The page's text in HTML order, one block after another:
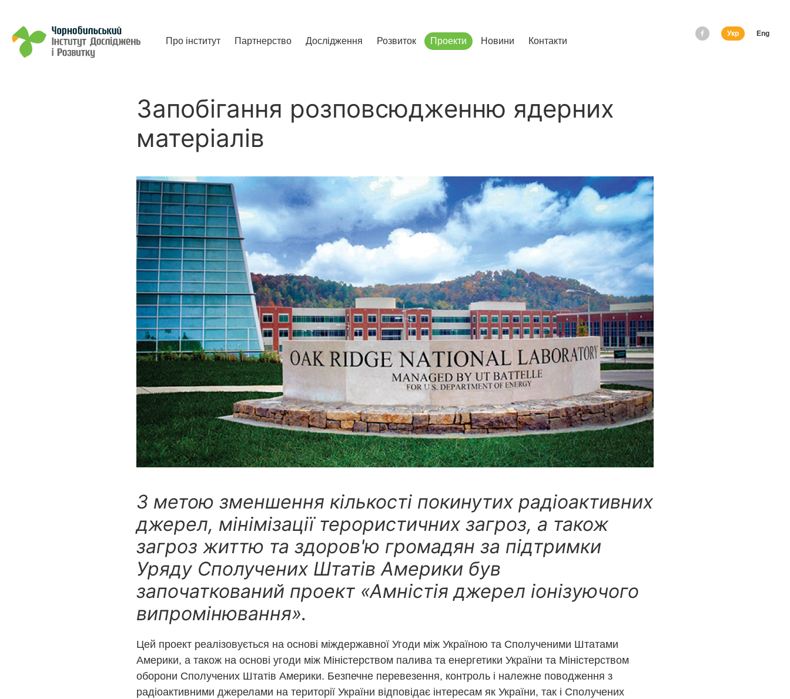
Про інститут
Партнерство Дослідження Розвиток Проекти Новини Контакти
Eng
Укр
Запобігання розповсюдженню ядерних
матеріалів
З метою зменшення кількості покинутих радіоактивних
джерел, мінімізації терористичних загроз, а також
загроз життю та здоров'ю громадян за підтримки
Уряду Сполучених Штатів Америки був
започаткований проект «Амністія джерел іонізуючого
випромінювання».
Цей проект реалізовується на основі міждержавної Угоди між Україною та Сполученими Штатами
Америки, а також на основі угоди між Міністерством палива та енергетики України та Міністерством
оборони Сполучених Штатів Америки. Безпечне перевезення, контроль і належне поводження з
радіоактивними джерелами на території України відповідає інтересам як України, так і Сполучених